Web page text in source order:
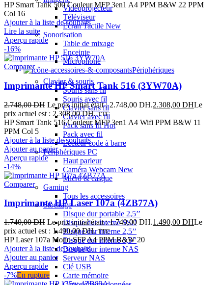
Vidéoprojecteur
Téléviseur
Ecran Tactile New
Sonorisation
Table de mixage
Enceinte
Microphone
Périphériques
Clavier & souris
Souris sans fil
Souris avec fil
Clavier sans fil
Clavier avec fil
Pack sans filHot
Pack avec fil
Lecteur code à barre
Périphériques PC
Haut parleur
Caméra Webcam New
Micro & casque
Gaming
Tous les accessoires
Stockage
Disque dur portable 2,5’’
Disque dur interne SSD
Disque dur interne 2,5’’
Disque dur interne 3,5’’
Disque dur interne NAS
Serveur NAS
Clé USB
Carte mémoire
HP Smart Tank 500 Couleur MFP 3en1 A4 PPM B&W 22 PPM
Col 16
Ajouter à la liste de souhaits
Lire la suite
Aperçu rapide
-16%
Comparer
Imprimante HP Smart Tank 516 (3YW70A)
2.748,00DH Le prix initial était : 2.748,00 DH.2.308,00 DHLe
prix actuel est : 2.308,00 DH. TTC
HP Smart Tank 516 Couleur MFP 3en1 A4 Wifi PPM B&W 11
PPM Col 5
Ajouter à la liste de souhaits
Ajouter au panier
Aperçu rapide
-14%
Comparer
Imprimante HP Laser 107a (4ZB77A)
1.740,00DH Le prix initial était : 1.740,00 DH.1.490,00 DHLe
prix actuel est : 1.490,00 DH. TTC
HP Laser 107a Mono SFP A4 PPM B&W 20
Ajouter à la liste de souhaits
Ajouter au panier
Aperçu rapide
-7%En rupture